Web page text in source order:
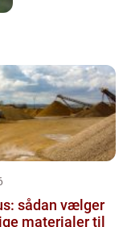
sådan vælger
materialer til